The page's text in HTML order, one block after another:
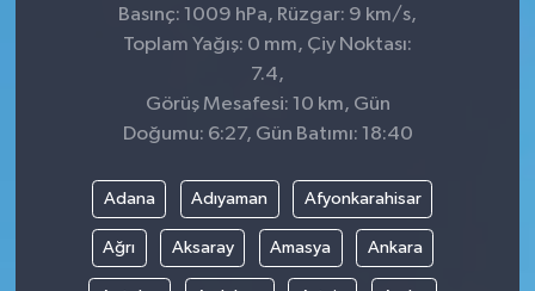
Basınç: 1009 hPa, Rüzgar: 9 km/s,
Toplam Yağış: 0 mm, Çiy Noktası:
7.4,
Görüş Mesafesi: 10 km, Gün
Doğumu: 6:27, Gün Batımı: 18:40
Adana Adıyaman Afyonkarahisar
Ağrı Aksaray Amasya Ankara